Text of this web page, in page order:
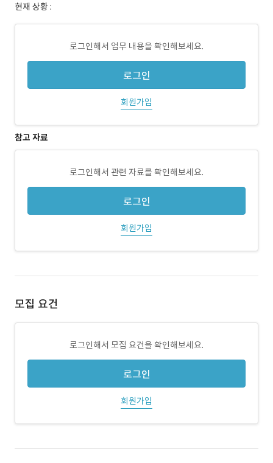
현재 상황 :
로그인해서 업무 내용을 확인해보세요.
로그인
회원가입
참고 자료
로그인해서 관련 자료를 확인해보세요.
로그인
회원가입
모집 요건
로그인해서 모집 요건을 확인해보세요.
로그인
회원가입